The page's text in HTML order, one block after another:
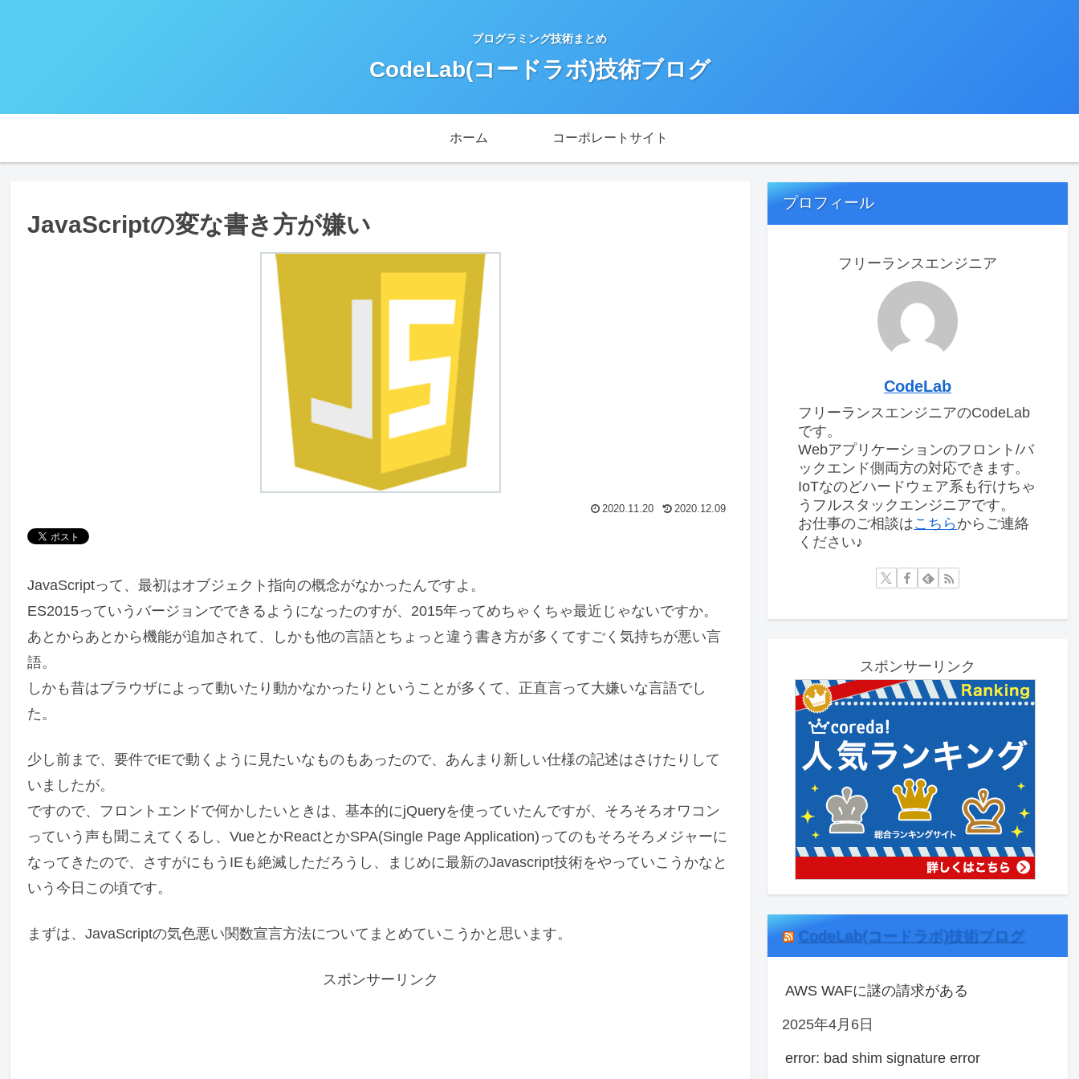
プログラミング技術まとめ
CodeLab(コードラボ)技術ブログ
ホーム コーポレートサイト
JavaScriptの変な書き方が嫌い
2020.11.20 2020.12.09
JavaScriptって、最初はオブジェクト指向の概念がなかったんですよ。
ES2015っていうバージョンでできるようになったのすが、2015年ってめちゃくちゃ最近じゃないですか。
あとからあとから機能が追加されて、しかも他の言語とちょっと違う書き方が多くてすごく気持ちが悪い言
語。
しかも昔はブラウザによって動いたり動かなかったりということが多くて、正直言って大嫌いな言語でし
た。
少し前まで、要件でIEで動くように見たいなものもあったので、あんまり新しい仕様の記述はさけたりして
いましたが。
ですので、フロントエンドで何かしたいときは、基本的にjQueryを使っていたんですが、そろそろオワコン
っていう声も聞こえてくるし、VueとかReactとかSPA(Single Page Application)ってのもそろそろメジャーに
なってきたので、さすがにもうIEも絶滅しただろうし、まじめに最新のJavascript技術をやっていこうかなと
いう今日この頃です。
まずは、JavaScriptの気色悪い関数宣言方法についてまとめていこうかと思います。
スポンサーリンク
プロフィール
フリーランスエンジニア
CodeLab
フリーランスエンジニアのCodeLab
です。
Webアプリケーションのフロント/バ
ックエンド側両方の対応できます。
IoTなのどハードウェア系も行けちゃ
うフルスタックエンジニアです。
お仕事のご相談はこちら からご連絡
ください♪
スポンサーリンク
CodeLab(コードラボ)技術ブログ
AWS WAFに謎の請求がある
2025年4月6日
error: bad shim signature error